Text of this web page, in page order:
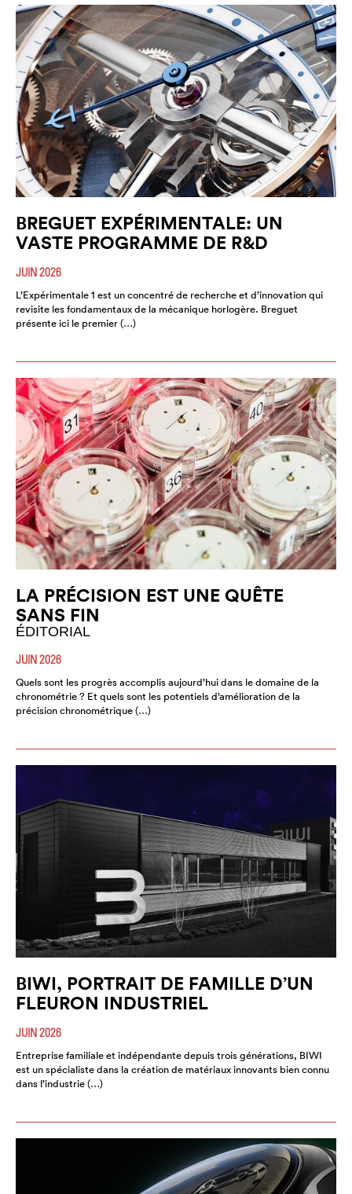
BREGUET EXPÉRIMENTALE: UN
VASTE PROGRAMME DE R&D
JUIN 2026
L’Expérimentale 1 est un concentré de recherche et d’innovation qui
revisite les fondamentaux de la mécanique horlogère. Breguet
présente ici le premier (…)
LA PRÉCISION EST UNE QUÊTE
SANS FIN
ÉDITORIAL
JUIN 2026
Quels sont les progrès accomplis aujourd’hui dans le domaine de la
chronométrie ? Et quels sont les potentiels d’amélioration de la
précision chronométrique (…)
BIWI, PORTRAIT DE FAMILLE D’UN
FLEURON INDUSTRIEL
JUIN 2026
Entreprise familiale et indépendante depuis trois générations, BIWI
est un spécialiste dans la création de matériaux innovants bien connu
dans l’industrie (…)